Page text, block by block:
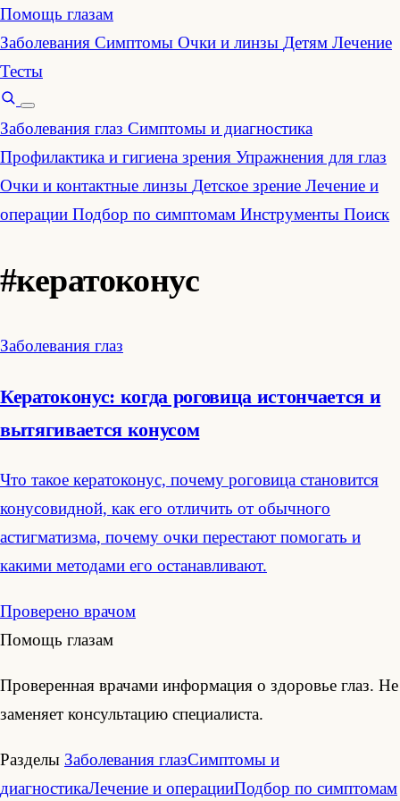
Помощь глазам
Заболевания Симптомы Очки и линзы Детям Лечение
Тесты
Заболевания глаз Симптомы и диагностика
Профилактика и гигиена зрения Упражнения для глаз
Очки и контактные линзы Детское зрение Лечение и
операции Подбор по симптомам Инструменты Поиск
#кератоконус
Заболевания глаз
Кератоконус: когда роговица истончается и
вытягивается конусом
Что такое кератоконус, почему роговица становится
конусовидной, как его отличить от обычного
астигматизма, почему очки перестают помогать и
какими методами его останавливают.
Проверено врачом
Помощь глазам
Проверенная врачами информация о здоровье глаз. Не
заменяет консультацию специалиста.
Разделы Заболевания глазСимптомы и
диагностикаЛечение и операцииПодбор по симптомам